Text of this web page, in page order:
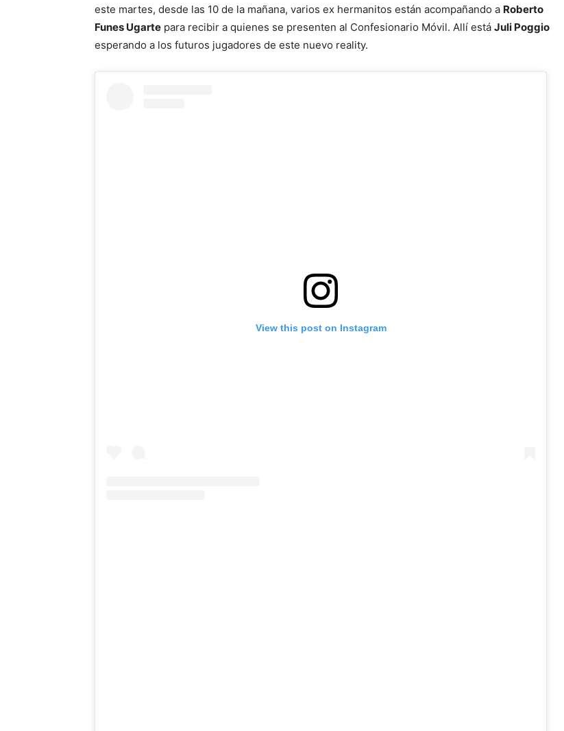
este martes, desde las 10 de la mañana, varios ex hermanitos están acompañando a Roberto
Funes Ugarte para recibir a quienes se presenten al Confesionario Móvil. Allí está Juli Poggio
esperando a los futuros jugadores de este nuevo reality.
View this post on Instagram